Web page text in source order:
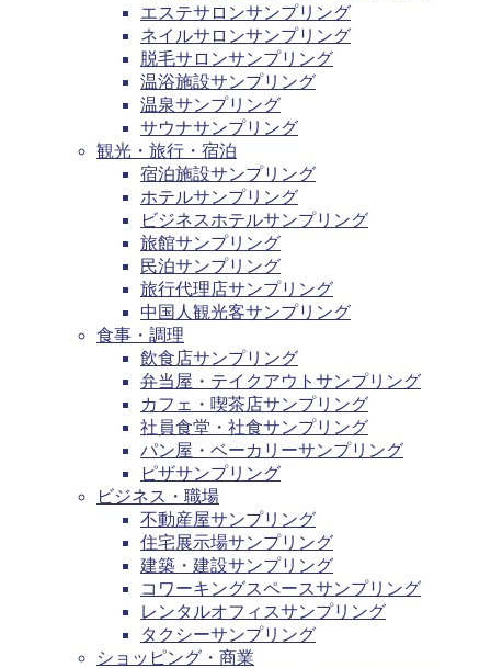
エステサロンサンプリング
ネイルサロンサンプリング
脱毛サロンサンプリング
温浴施設サンプリング
温泉サンプリング
サウナサンプリング
観光・旅行・宿泊
宿泊施設サンプリング
ホテルサンプリング
ビジネスホテルサンプリング
旅館サンプリング
民泊サンプリング
旅行代理店サンプリング
中国人観光客サンプリング
食事・調理
飲食店サンプリング
弁当屋・テイクアウトサンプリング
カフェ・喫茶店サンプリング
社員食堂・社食サンプリング
パン屋・ベーカリーサンプリング
ピザサンプリング
ビジネス・職場
不動産屋サンプリング
住宅展示場サンプリング
建築・建設サンプリング
コワーキングスペースサンプリング
レンタルオフィスサンプリング
タクシーサンプリング
ショッピング・商業